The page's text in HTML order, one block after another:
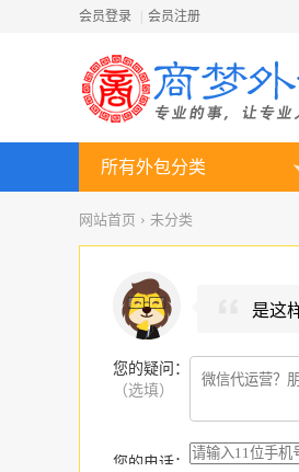
会员登录 会员注册
所有外包分类
网站首页 › 未分类
是这
您的疑问
（选填）
：
您的电话：